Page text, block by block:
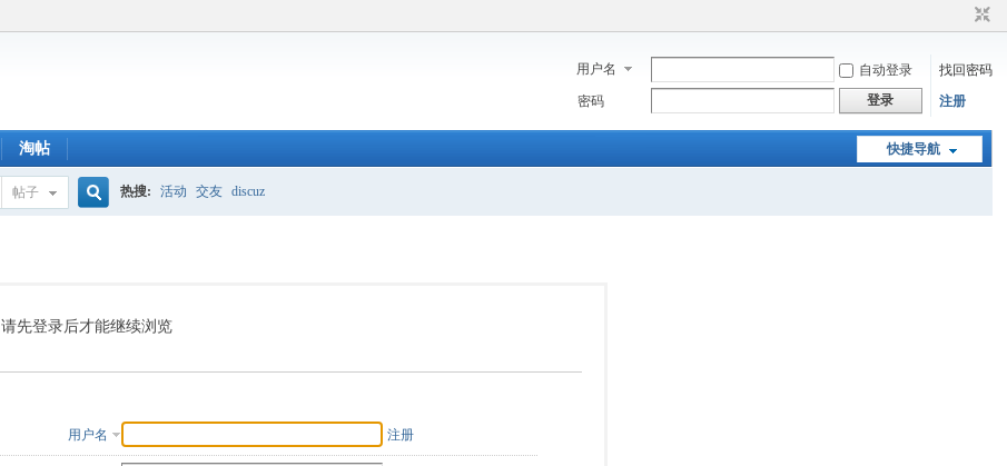
用户名 自动登录
找回密码
密码
登录 注册
快捷导航
淘帖
帖子
索
热搜: 活动 交友 discuz
请先登录后才能继续浏览
用户名 注册